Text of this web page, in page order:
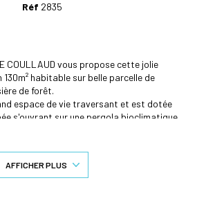
Réf 2835
COULLAUD vous propose cette jolie
130m² habitable sur belle parcelle de
de forêt.
espace de vie traversant et est dotée
s'ouvrant sur une pergola bioclimatique
deux toilettes indépendants, d'une
chambre d'appoint si besoin.
AFFICHER PLUS